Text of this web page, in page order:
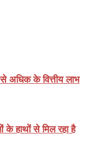
अधिक के वित्तीय लाभ
के हाथों से मिल रहा है